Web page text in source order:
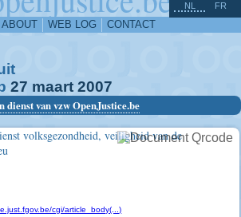
ABOUT WEB LOG CONTACT
NL FR
27 maart 2007
dienst van vzw OpenJustice.be
volksgezondheid, veiligheid van de
cgi/article_body(...)
^